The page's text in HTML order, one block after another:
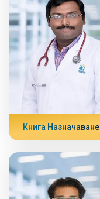
Книга Назначаване